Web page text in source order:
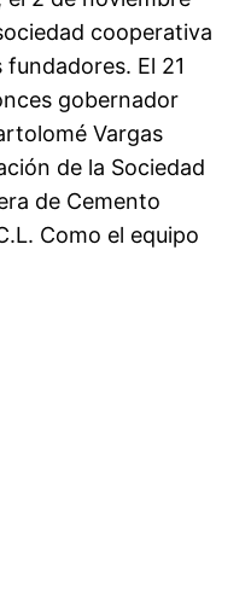
cooperativa
El 21
gobernador
Vargas
de la Sociedad
de Cemento
Como el equipo